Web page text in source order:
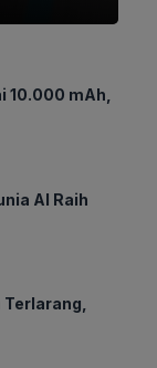
10.000 mAh,
AI Raih